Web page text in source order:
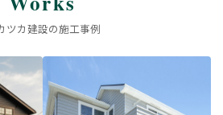
ツカ建設の施工事例